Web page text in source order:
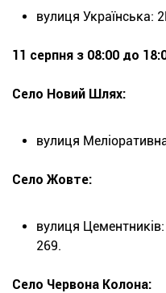
вулиця Українська:
11 серпня з 08:00 до
Село Новий Шлях:
вулиця
Село Жовте:
вулиця
269.
Село Червона Колона: